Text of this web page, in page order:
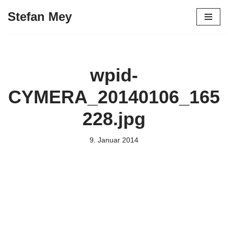
Stefan Mey
wpid-
CYMERA_20140106_165
228.jpg
9. Januar 2014